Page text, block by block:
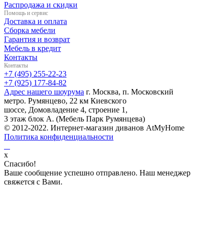
Распродажа и скидки
Помощь и сервис
Доставка и оплата
Сборка мебели
Гарантия и возврат
Мебель в кредит
Контакты
Контакты
+7 (495) 255-22-23
+7 (925) 177-84-82
Адрес нашего шоурума г. Москва, п. Московский
метро. Румянцево, 22 км Киевского
шоссе, Домовладение 4, строение 1,
3 этаж блок А. (Мебель Парк Румянцева)
© 2012-2022. Интернет-магазин диванов AtMyHome
Политика конфиденциальности
x
Спасибо!
Ваше сообщение успешно отправлено. Наш менеджер
свяжется с Вами.